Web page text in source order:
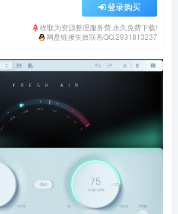
登录购买
收取为资源整理服务费,永久免费下载!
网盘链接失效联系QQ:2931813237